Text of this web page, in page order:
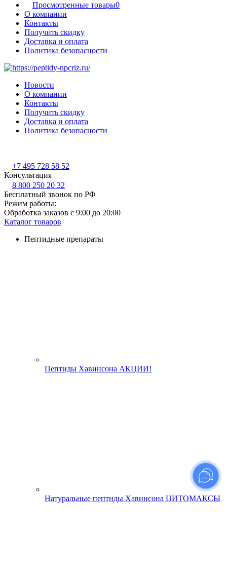
Просмотренные товары0
О компании
Контакты
Получить скидку
Доставка и оплата
Политика безопасности
Новости
О компании
Контакты
Получить скидку
Доставка и оплата
Политика безопасности
+7 495 728 58 52
Консультация
8 800 250 20 32
Бесплатный звонок по РФ
Режим работы:
Обработка заказов с 9:00 до 20:00
Каталог товаров
Пептидные препараты
Пептиды Хавинсона АКЦИИ!
Натуральные пептиды Хавинсона ЦИТОМАКСЫ